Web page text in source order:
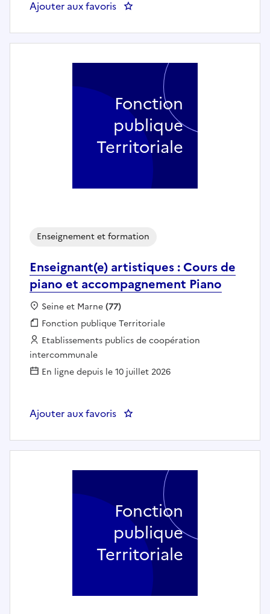
Ajouter aux favoris
Enseignant(e) artistiques : Cours de
piano et accompagnement Piano
Enseignement et formation
Localisation :
Seine et Marne(77)
Fonction publique :
Fonction publique Territoriale
Employeur :
Etablissements publics de coopération
intercommunale
En ligne depuis le 10 juillet 2026
Ajouter aux favoris : Enseignant(e) artistiques :
Fonction
publique
Territoriale
Fonction
publique
Territoriale